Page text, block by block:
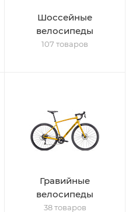
Шоссейные
велосипеды
107 товаров
Гравийные
велосипеды
38 товаров